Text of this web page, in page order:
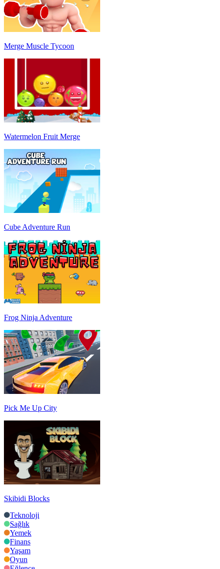
Merge Muscle Tycoon
Watermelon Fruit Merge
Cube Adventure Run
Frog Ninja Adventure
Pick Me Up City
Skibidi Blocks
Teknoloji
Sağlık
Yemek
Finans
Yaşam
Oyun